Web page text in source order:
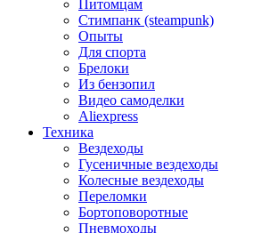
Питомцам
Стимпанк (steampunk)
Опыты
Для спорта
Брелоки
Из бензопил
Видео самоделки
Aliexpress
Техника
Вездеходы
Гусеничные вездеходы
Колесные вездеходы
Переломки
Бортоповоротные
Пневмоходы